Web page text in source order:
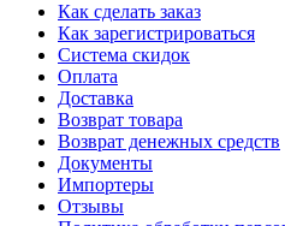
Как сделать заказ
Как зарегистрироваться
Система скидок
Оплата
Доставка
Возврат товара
Возврат денежных средств
Документы
Импортеры
Отзывы